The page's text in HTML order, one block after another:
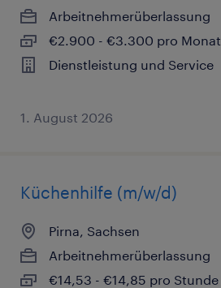
Arbeitnehmerüberlassung
€2.900 - €3.300 pro Monat
Dienstleistung und Service
1. August 2026
Küchenhilfe (m/w/d)
Pirna, Sachsen
Arbeitnehmerüberlassung
€14,53 - €14,85 pro Stunde